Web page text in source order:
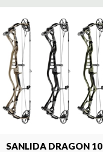
SANLIDA DRAGON 10